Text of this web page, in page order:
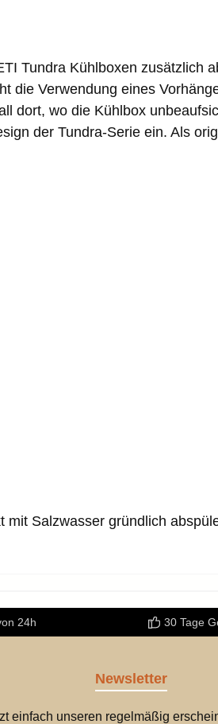
Tundra Kühlboxen zusätzlich
die Verwendung eines
dort, wo die Kühlbox
der Tundra-Serie ein. Als
Salzwasser gründlich
24h 30 Tage
Newsletter
einfach unseren regelmäßig